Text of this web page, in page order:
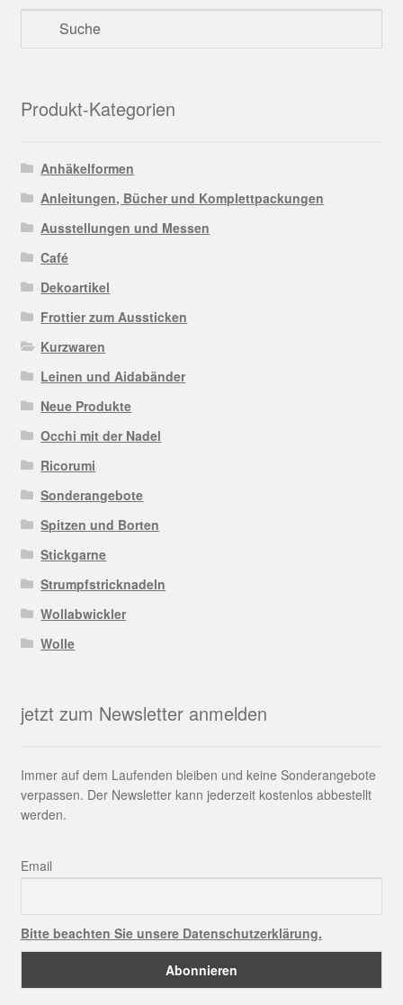
Die
Produkt-Kategorien
Anhäkelformen
Anleitungen, Bücher und Komplettpackungen
Ausstellungen und Messen
Café
Dekoartikel
Frottier zum Aussticken
Kurzwaren
Leinen und Aidabänder
Neue Produkte
Occhi mit der Nadel
Ricorumi
Sonderangebote
Spitzen und Borten
Stickgarne
Strumpfstricknadeln
Wollabwickler
Wolle
jetzt zum Newsletter anmelden
Immer auf dem Laufenden bleiben und keine Sonderangebote
verpassen. Der Newsletter kann jederzeit kostenlos abbestellt
werden.
Email
Bitte beachten Sie unsere Datenschutzerklärung.